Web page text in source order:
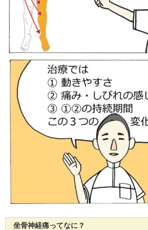
坐骨神経痛ってなに？